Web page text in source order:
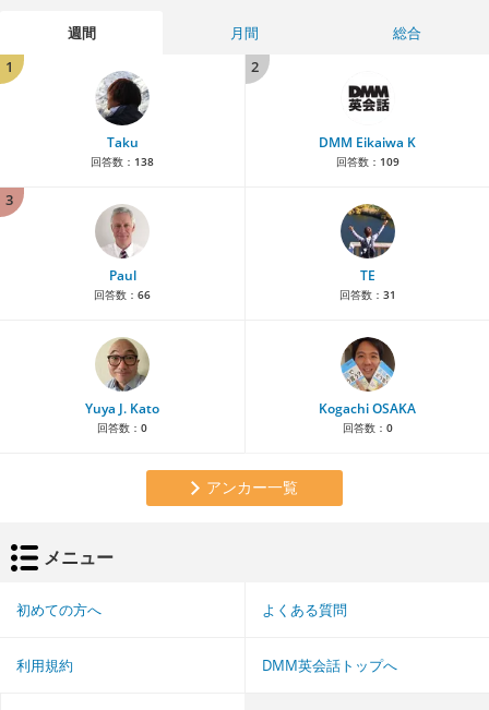
週間 月間
総合
1
Taku
回答数： 138
2
DMM Eikaiwa K
回答数： 109
3
Paul
回答数： 66
TE
回答数： 31
Yuya J. Kato
回答数： 0
Kogachi OSAKA
回答数： 0
アンカー一覧
メニュー
初めての方へ よくある質問
利用規約 DMM英会話トップへ